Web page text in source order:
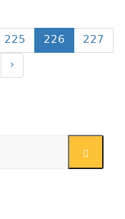
225 226
227
›